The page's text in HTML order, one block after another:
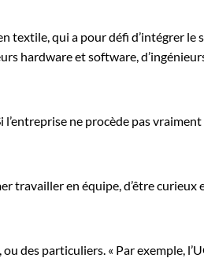
textile, qui a pour défi d’intégrer le
hardware et software,
ne procède pas vraiment
en équipe, d’être curieux
des particuliers. « Par exemple,